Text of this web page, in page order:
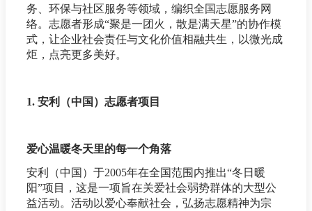
务、环保与社区服务等领域，编织全国志愿服务网
络。志愿者形成“聚是一团火，散是满天星”的协作模
式，让企业社会责任与文化价值相融共生，以微光成
炬，点亮更多美好。
1. 安利（中国）志愿者项目
爱心温暖冬天里的每一个角落
安利（中国）于2005年在全国范围内推出“冬日暖
阳”项目，这是一项旨在关爱社会弱势群体的大型公
益活动。活动以爱心奉献社会，弘扬志愿精神为宗